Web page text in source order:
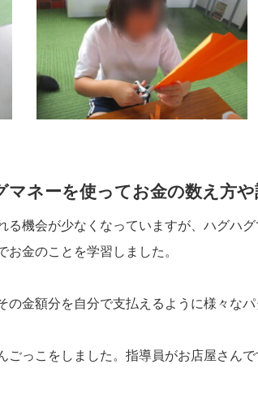
ネーを使ってお金の数え方や
る機会が少なくなっていますが、ハグハ
金のことを学習しました。
の金額分を自分で支払えるように様々なパ
ごっこをしました。指導員がお店屋さん